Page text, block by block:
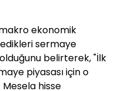
ekonomik
sermaye
belirterek, "İlk
piyasası için o
hisse